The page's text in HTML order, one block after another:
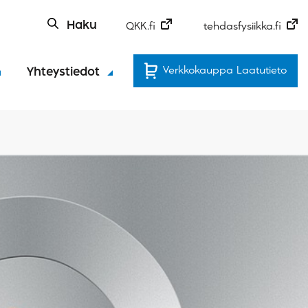
Haku QKK.fi tehdasfysiikka.fi
Yhteystiedot Verkkokauppa Laatutieto